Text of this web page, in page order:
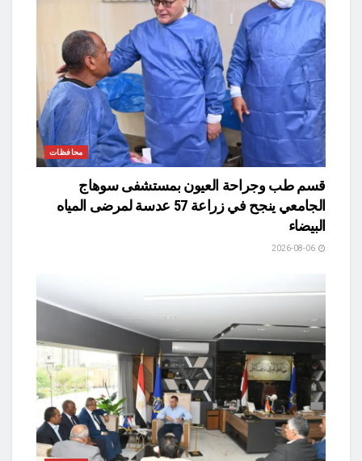
محافظات
قسم طب وجراحة العيون بمستشفى سوهاج
الجامعي ينجح في زراعة 57 عدسة لمرضى المياه
البيضاء